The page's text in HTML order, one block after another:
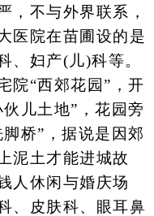
，不与外界联系，
医院在苗圃设的是
、妇产(儿)科等。
院“西郊花园”，开
儿土地”，花园旁
桥”，据说是因郊
泥土才能进城故
人休闲与婚庆场
、皮肤科、眼耳鼻